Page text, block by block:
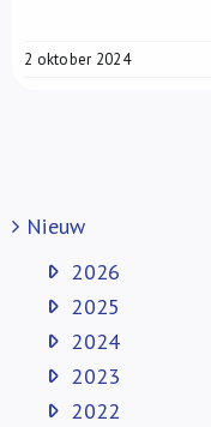
2 oktober 2024
Nieuw
2026
2025
2024
2023
2022